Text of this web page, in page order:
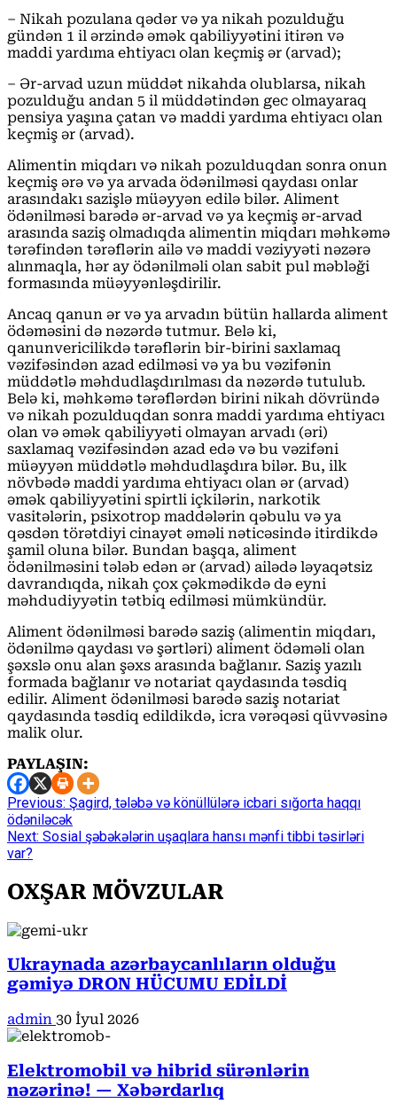
– Nikah pozulana qədər və ya nikah pozulduğu
gündən 1 il ərzində əmək qabiliyyətini itirən və
maddi yardıma ehtiyacı olan keçmiş ər (arvad);
– Ər-arvad uzun müddət nikahda olublarsa, nikah
pozulduğu andan 5 il müddətindən gec olmayaraq
pensiya yaşına çatan və maddi yardıma ehtiyacı olan
keçmiş ər (arvad).
Alimentin miqdarı və nikah pozulduqdan sonra onun
keçmiş ərə və ya arvada ödənilməsi qaydası onlar
arasındakı sazişlə müəyyən edilə bilər. Aliment
ödənilməsi barədə ər-arvad və ya keçmiş ər-arvad
arasında saziş olmadıqda alimentin miqdarı məhkəmə
tərəfindən tərəflərin ailə və maddi vəziyyəti nəzərə
alınmaqla, hər ay ödənilməli olan sabit pul məbləği
formasında müəyyənləşdirilir.
Ancaq qanun ər və ya arvadın bütün hallarda aliment
ödəməsini də nəzərdə tutmur. Belə ki,
qanunvericilikdə tərəflərin bir-birini saxlamaq
vəzifəsindən azad edilməsi və ya bu vəzifənin
müddətlə məhdudlaşdırılması da nəzərdə tutulub.
Belə ki, məhkəmə tərəflərdən birini nikah dövründə
və nikah pozulduqdan sonra maddi yardıma ehtiyacı
olan və əmək qabiliyyəti olmayan arvadı (əri)
saxlamaq vəzifəsindən azad edə və bu vəzifəni
müəyyən müddətlə məhdudlaşdıra bilər. Bu, ilk
növbədə maddi yardıma ehtiyacı olan ər (arvad)
əmək qabiliyyətini spirtli içkilərin, narkotik
vasitələrin, psixotrop maddələrin qəbulu və ya
qəsdən törətdiyi cinayət əməli nəticəsində itirdikdə
şamil oluna bilər. Bundan başqa, aliment
ödənilməsini tələb edən ər (arvad) ailədə ləyaqətsiz
davrandıqda, nikah çox çəkmədikdə də eyni
məhdudiyyətin tətbiq edilməsi mümkündür.
Aliment ödənilməsi barədə saziş (alimentin miqdarı,
ödənilmə qaydası və şərtləri) aliment ödəməli olan
şəxslə onu alan şəxs arasında bağlanır. Saziş yazılı
formada bağlanır və notariat qaydasında təsdiq
edilir. Aliment ödənilməsi barədə saziş notariat
qaydasında təsdiq edildikdə, icra vərəqəsi qüvvəsinə
malik olur.
PAYLAŞIN:
Continue
Reading
Previous: Şagird, tələbə və könüllülərə icbari sığorta haqqı
ödəniləcək
Next: Sosial şəbəkələrin uşaqlara hansı mənfi tibbi təsirləri
var?
OXŞAR MÖVZULAR
Ukraynada azərbaycanlıların olduğu
gəmiyə DRON HÜCUMU EDİLDİ
admin 30 İyul 2026
Elektromobil və hibrid sürənlərin
nəzərinə! — Xəbərdarlıq